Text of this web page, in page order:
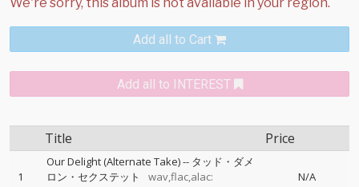
Add all to Cart
Add all to INTEREST
Title Price
1
Our Delight (Alternate Take)-- タッド・ダメ
ロン・セクステット
wav,flac,alac:
N/A